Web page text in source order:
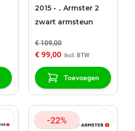
2015 - .. Armster 2
zwart armsteun
€ 109,00
€ 99,00
Toevoegen
-22%